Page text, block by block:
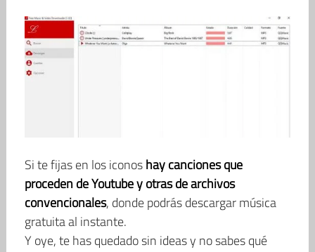
Si te fijas en los iconoshay canciones que
proceden de Youtube y otras de archivos
convencionales, donde podrás descargar música
gratuita al instante.
Y oye, te has quedado sin ideas y no sabes qué